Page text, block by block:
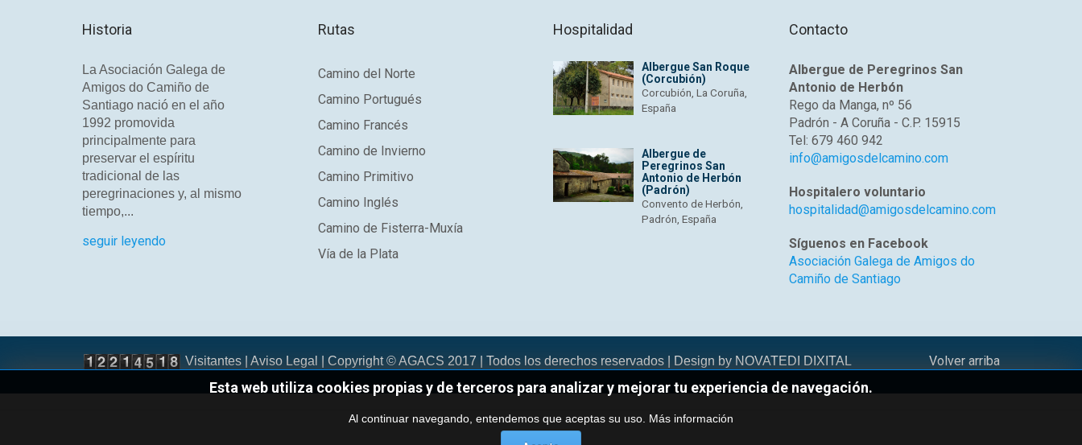
Historia
La Asociación Galega de
Amigos do Camiño de
Santiago nació en el año
1992 promovida
principalmente para
preservar el espíritu
tradicional de las
peregrinaciones y, al mismo
tiempo,...
seguir leyendo
Rutas
Camino del Norte
Camino Portugués
Camino Francés
Camino de Invierno
Camino Primitivo
Camino Inglés
Camino de Fisterra-Muxía
Vía de la Plata
Hospitalidad
Albergue San Roque
(Corcubión)
Corcubión, La Coruña,
España
Albergue de
Peregrinos San
Antonio de Herbón
(Padrón)
Convento de Herbón,
Padrón, España
Contacto
Albergue de Peregrinos San
Antonio de Herbón
Rego da Manga, nº 56
Padrón - A Coruña - C.P. 15915
Tel: 679 460 942
info@amigosdelcamino.com
Hospitalero voluntario
hospitalidad@amigosdelcamino.com
Síguenos en Facebook
Asociación Galega de Amigos do
Camiño de Santiago
Volver arriba
Visitantes | Aviso Legal | Copyright © AGACS 2017 | Todos los derechos reservados | Design by NOVATEDI DIXITAL
Esta web utiliza cookies propias y de terceros para analizar y mejorar tu experiencia de navegación.
Al continuar navegando, entendemos que aceptas su uso. Más información